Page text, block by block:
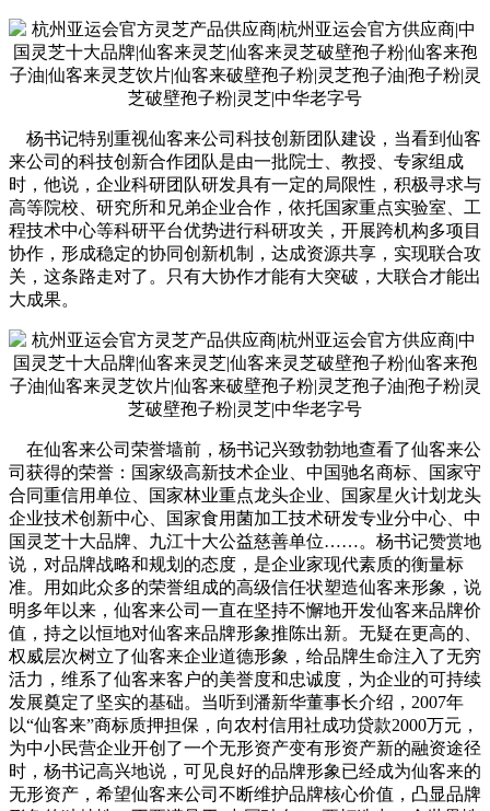
杨书记特别重视仙客来公司科技创新团队建设，当看到仙客
来公司的科技创新合作团队是由一批院士、教授、专家组成
时，他说，企业科研团队研发具有一定的局限性，积极寻求与
高等院校、研究所和兄弟企业合作，依托国家重点实验室、工
程技术中心等科研平台优势进行科研攻关，开展跨机构多项目
协作，形成稳定的协同创新机制，达成资源共享，实现联合攻
关，这条路走对了。只有大协作才能有大突破，大联合才能出
大成果。
在仙客来公司荣誉墙前，杨书记兴致勃勃地查看了仙客来公
司获得的荣誉：国家级高新技术企业、中国驰名商标、国家守
合同重信用单位、国家林业重点龙头企业、国家星火计划龙头
企业技术创新中心、国家食用菌加工技术研发专业分中心、中
国灵芝十大品牌、九江十大公益慈善单位……。杨书记赞赏地
说，对品牌战略和规划的态度，是企业家现代素质的衡量标
准。用如此众多的荣誉组成的高级信任状塑造仙客来形象，说
明多年以来，仙客来公司一直在坚持不懈地开发仙客来品牌价
值，持之以恒地对仙客来品牌形象推陈出新。无疑在更高的、
权威层次树立了仙客来企业道德形象，给品牌生命注入了无穷
活力，维系了仙客来客户的美誉度和忠诚度，为企业的可持续
发展奠定了坚实的基础。当听到潘新华董事长介绍，2007年
以“仙客来”商标质押担保，向农村信用社成功贷款2000万元，
为中小民营企业开创了一个无形资产变有形资产新的融资途径
时，杨书记高兴地说，可见良好的品牌形象已经成为仙客来的
无形资产，希望仙客来公司不断维护品牌核心价值，凸显品牌